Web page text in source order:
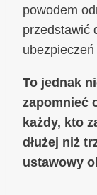
powodem
przedstawić
To jednak
zapomnieć
każdy, kto
dłużej niż
ustawowy